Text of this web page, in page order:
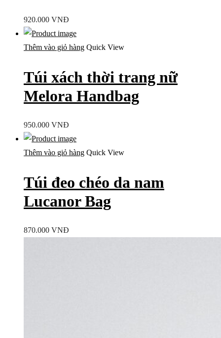
920.000 VNĐ
Thêm vào giỏ hàng Quick View
Túi xách thời trang nữ
Melora Handbag
950.000 VNĐ
Thêm vào giỏ hàng Quick View
Túi đeo chéo da nam
Lucanor Bag
870.000 VNĐ